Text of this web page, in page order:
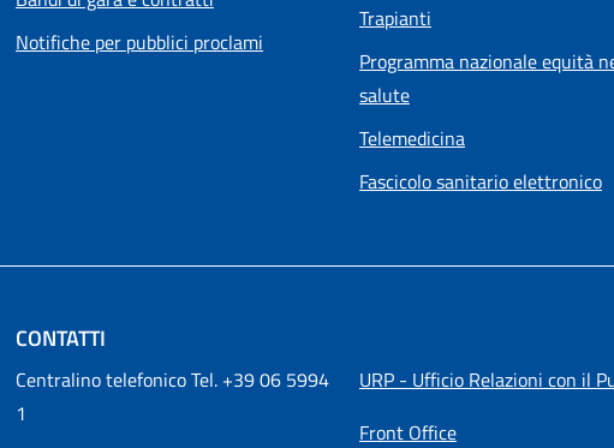
Notifiche per pubblici proclami
Trapianti
Programma nazionale equità
salute
Telemedicina
Fascicolo sanitario elettronico
CONTATTI
Centralino telefonico Tel. +39 06 5994
1
URP - Ufficio Relazioni con il
Front Office